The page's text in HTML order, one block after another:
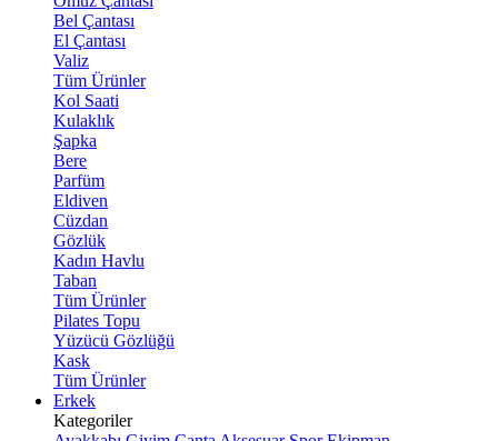
Bel Çantası
El Çantası
Valiz
Tüm Ürünler
Kol Saati
Kulaklık
Şapka
Bere
Parfüm
Eldiven
Cüzdan
Gözlük
Kadın Havlu
Taban
Tüm Ürünler
Pilates Topu
Yüzücü Gözlüğü
Kask
Tüm Ürünler
Erkek
Kategoriler